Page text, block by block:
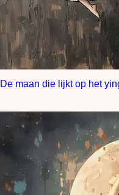
De maan die lijkt op het